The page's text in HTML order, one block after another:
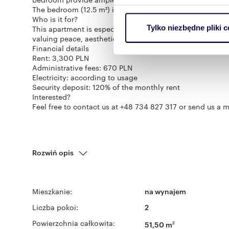
ruch w naszej witrynie.
reklamowym i
uzyskanymi podczas
Tylko niezbędne pliki
The bedroom (12.5 m²) is well-proportioned and quiet –
Who is it for?
This apartment is especially suited for those who are
valuing peace, aesthetics, and everyday comfort –
Financial details
Rent: 3,300 PLN
Administrative fees: 670 PLN
Electricity: according to usage
Security deposit: 120% of the monthly rent
Interested?
Feel free to contact us at +48 734 827 317 or send us
Rozwiń opis
Mieszkanie: na wynajem
Liczba pokoi: 2
Powierzchnia całkowita: 51,50 m2